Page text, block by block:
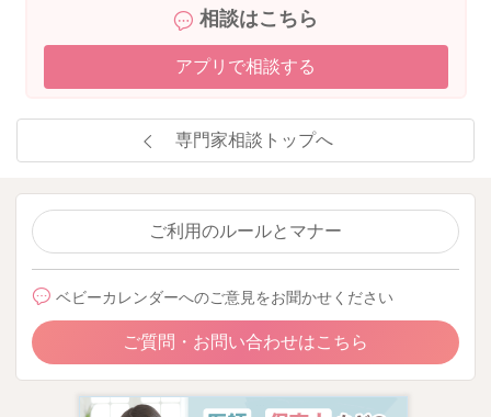
なので、その分どうしても戸惑ってしまうと思います。娘さん
と他のお子さんとの仲介役のようになったり、諭してあげた
支援センターに行かれてみると、他のお母さんが実際にどんな
ふうにされているのも、見やすいかもしれません。またそこに
試しにお出掛けになってみるのもいいかもしれません。
どうぞよろしくお願いします。
2024/6/25 20:48
相談はこちら
アプリで相談する
専門家相談トップへ
ご利用のルールとマナー
ベビーカレンダーへのご意見をお聞かせください
ご質問・お問い合わせはこちら